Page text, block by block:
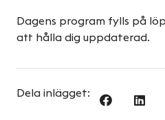
Dagens program fylls på
att hålla dig uppdaterad.
Dela inlägget: